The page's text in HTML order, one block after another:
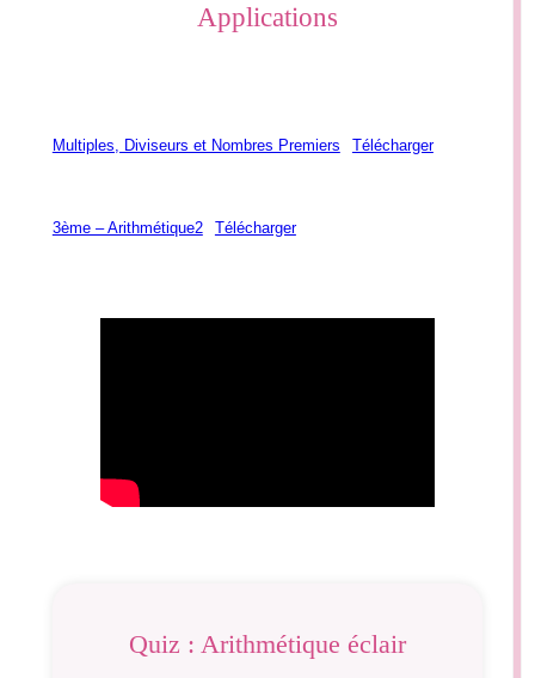
Applications
Multiples, Diviseurs et Nombres Premiers Télécharger
3ème – Arithmétique2 Télécharger
Quiz : Arithmétique éclair